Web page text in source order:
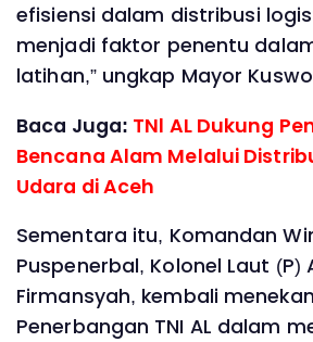
efisiensi dalam distribusi
menjadi faktor penentu
latihan,” ungkap Mayor
Baca Juga: TNl AL Dukung
Bencana Alam Melalui
Udara di Aceh
Sementara itu, Komandan
Puspenerbal, Kolonel Laut (P)
Firmansyah, kembali
Penerbangan TNI AL dalam